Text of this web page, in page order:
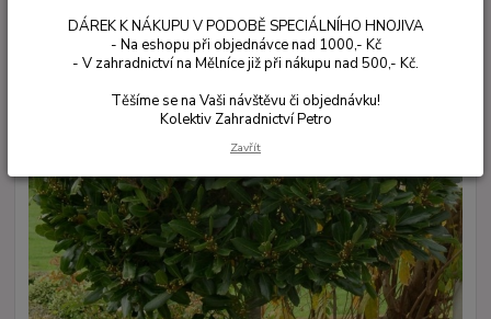
DÁREK K NÁKUPU V PODOBĚ SPECIÁLNÍHO HNOJIVA
- Na eshopu při objednávce nad 1000,- Kč
- V zahradnictví na Mělníce již při nákupu nad 500,- Kč.
Těšíme se na Vaši návštěvu či objednávku!
Kolektiv Zahradnictví Petro
Zavřít